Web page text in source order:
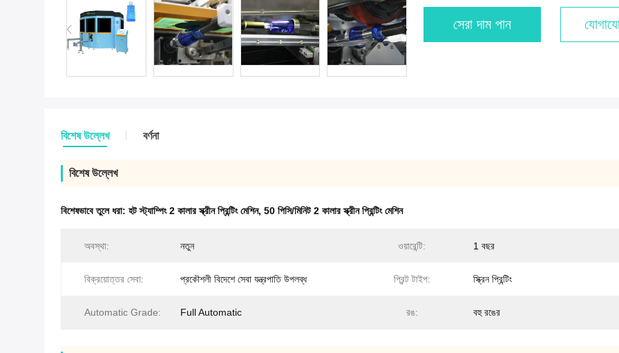
সেরা দাম পান
বিশেষ উল্লেখ বর্ণনা
বিশেষ উল্লেখ
বিশেষভাবে তুলে ধরা: হট স্ট্যাম্পিং 2 কালার স্ক্রীন প্রিন্টিং মেশিন, 50 পিসি/মিনিট 2 কালার স্ক্রীন প্রিন্টিং মেশিন
অবস্থা: নতুন ওয়ারেন্টি: 1 বছর
বিক্রয়োত্তর সেবা: প্রকৌশলী বিদেশে সেবা যন্ত্রপাতি উপলব্ধ প্রিন্ট টাইপ: স্ক্রিন প্রিন্টিং
Automatic Grade: Full Automatic রঙ: বহু রঙের